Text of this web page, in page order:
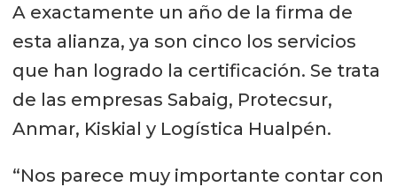
A exactamente un año de la firma de
esta alianza, ya son cinco los servicios
que han logrado la certificación. Se trata
de las empresas Sabaig, Protecsur,
Anmar, Kiskial y Logística Hualpén.
“Nos parece muy importante contar con